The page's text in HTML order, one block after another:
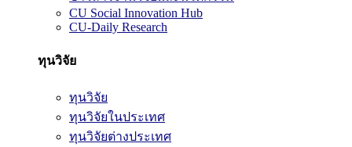
CU Social Innovation Hub
CU-Daily Research
ทุนวิจัย
ทุนวิจัย
ทุนวิจัยในประเทศ
ทุนวิจัยต่างประเทศ